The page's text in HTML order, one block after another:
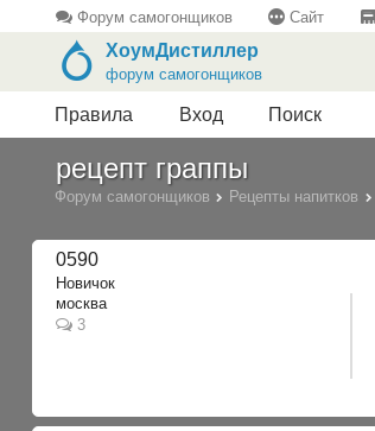
Форум самогонщиков Сайт
ХоумДистиллер
форум самогонщиков
Правила Вход Поиск
рецепт граппы
Форум самогонщиков Рецепты напитков
0590
Новичок
москва
3